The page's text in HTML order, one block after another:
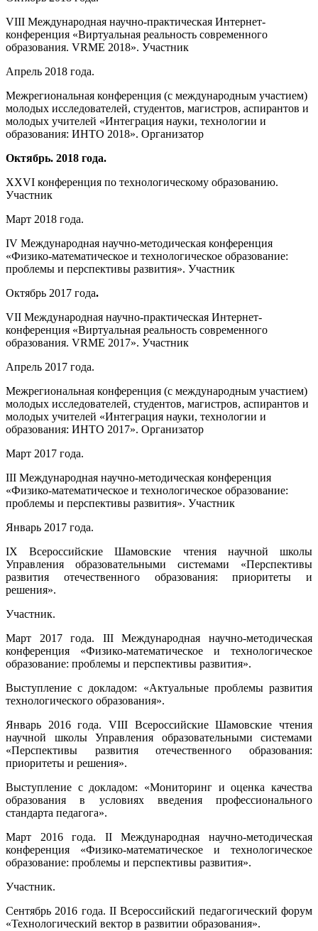
VIII Международная научно-практическая Интернет-
конференция «Виртуальная реальность современного
образования. VRME 2018». Участник
Апрель 2018 года.
Межрегиональная конференция (с международным участием)
молодых исследователей, студентов, магистров, аспирантов и
молодых учителей «Интеграция науки, технологии и
образования: ИНТО 2018». Организатор
Октябрь. 2018 года.
XXVI конференция по технологическому образованию.
Участник
Март 2018 года.
IV Международная научно-методическая конференция
«Физико-математическое и технологическое образование:
проблемы и перспективы развития». Участник
Октябрь 2017 года.
VII Международная научно-практическая Интернет-
конференция «Виртуальная реальность современного
образования. VRME 2017». Участник
Апрель 2017 года.
Межрегиональная конференция (с международным участием)
молодых исследователей, студентов, магистров, аспирантов и
молодых учителей «Интеграция науки, технологии и
образования: ИНТО 2017». Организатор
Март 2017 года.
III Международная научно-методическая конференция
«Физико-математическое и технологическое образование:
проблемы и перспективы развития». Участник
Январь 2017 года.
IХ Всероссийские Шамовские чтения научной школы
Управления образовательными системами «Перспективы
развития отечественного образования: приоритеты и
решения».
Участник.
Март 2017 года. IIIМеждународная научно-методическая
конференция «Физико-математическое и технологическое
образование: проблемы и перспективы развития».
Выступление с докладом: «Актуальные проблемы развития
технологического образования».
Январь 2016 года.
VIII Всероссийские Шамовские чтения
научной школы Управления образовательными системами
«Перспективы развития отечественного образования:
приоритеты и решения».
Выступление с докладом: «Мониторинг и оценка качества
образования в условиях введения профессионального
стандарта педагога».
Март 2016 года. IIМеждународная научно-методическая
конференция «Физико-математическое и технологическое
образование: проблемы и перспективы развития».
Участник.
Сентябрь 2016 года. II Всероссийский педагогический форум
«Технологический вектор в развитии образования».